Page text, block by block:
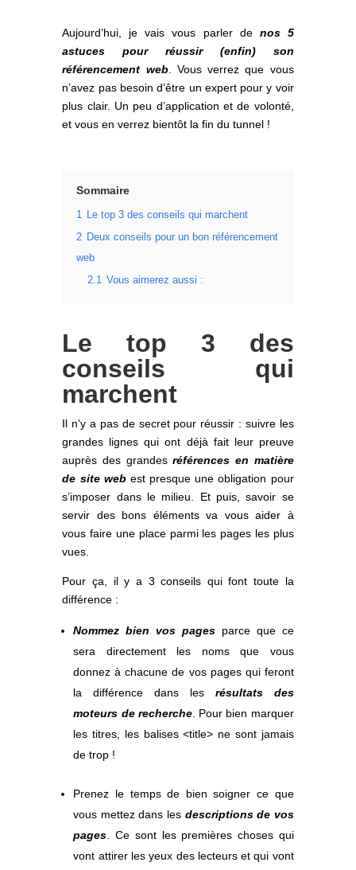
Aujourd’hui, je vais vous parler de nos 5
astuces pour réussir (enfin) son
référencement web. Vous verrez que vous
n’avez pas besoin d’être un expert pour y voir
plus clair. Un peu d’application et de volonté,
et vous en verrez bientôt la fin du tunnel !
Sommaire
1 Le top 3 des conseils qui marchent
2 Deux conseils pour un bon référencement
web
2.1 Vous aimerez aussi :
Le top 3 des
conseils qui
marchent
Il n’y a pas de secret pour réussir : suivre les
grandes lignes qui ont déjà fait leur preuve
auprès des grandesréférences en matière
de site webest presque une obligation pour
s’imposer dans le milieu. Et puis, savoir se
servir des bons éléments va vous aider à
vous faire une place parmi les pages les plus
vues.
Pour ça, il y a 3 conseils qui font toute la
différence :
Nommez bien vos pages parce que ce
sera directement les noms que vous
donnez à chacune de vos pages qui feront
la différence dans les résultats des
moteurs de recherche. Pour bien marquer
les titres, les balises <title> ne sont jamais
de trop !
Prenez le temps de bien soigner ce que
vous mettez dans les descriptions de vos
pages . Ce sont les premières choses qui
vont attirer les yeux des lecteurs et qui vont